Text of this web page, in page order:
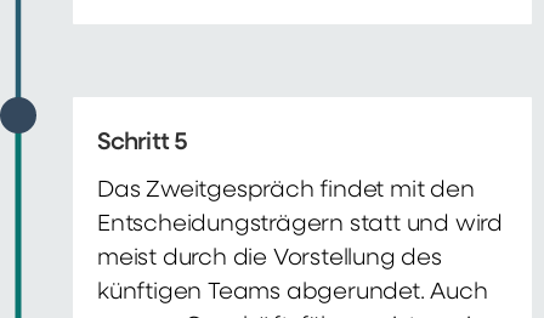
Schritt 5
Das Zweitgespräch findet mit den
Entscheidungsträgern statt und wird
meist durch die Vorstellung des
künftigen Teams abgerundet. Auch